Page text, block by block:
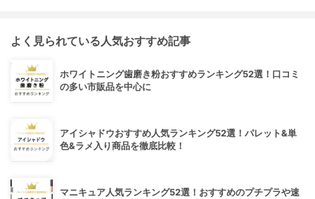
よく見られている人気おすすめ記事
ホワイトニング歯磨き粉おすすめランキング52選！口コミ
の多い市販品を中心に
アイシャドウおすすめ人気ランキング52選！パレット&単
色&ラメ入り商品を徹底比較！
マニキュア人気ランキング52選！おすすめのプチプラや速